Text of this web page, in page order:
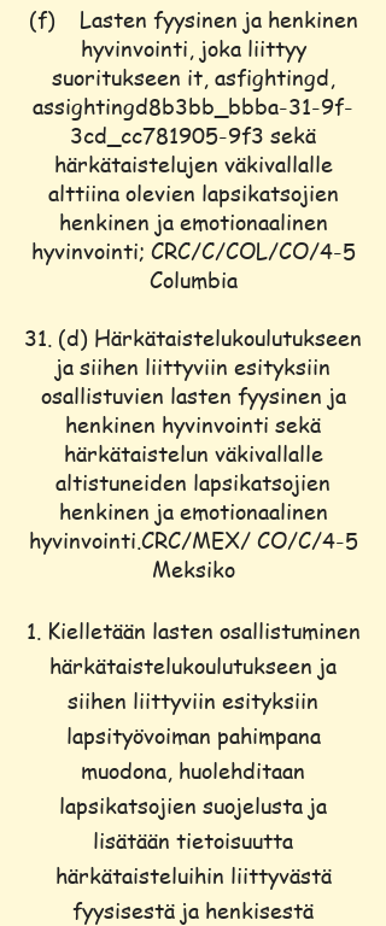
(f) Lasten fyysinen ja henkinen
hyvinvointi, joka liittyy
suoritukseen it, asfightingd,
assightingd8b3bb_bbba-31-9f-
3cd_cc781905-9f3 sekä
härkätaistelujen väkivallalle
alttiina olevien lapsikatsojien
henkinen ja emotionaalinen
hyvinvointi; CRC/C/COL/CO/4-5
Columbia
31. (d) Härkätaistelukoulutukseen
ja siihen liittyviin esityksiin
osallistuvien lasten fyysinen ja
henkinen hyvinvointi sekä
härkätaistelun väkivallalle
altistuneiden lapsikatsojien
henkinen ja emotionaalinen
hyvinvointi.CRC/MEX/ CO/C/4-5
Meksiko
Kielletään lasten osallistuminen
härkätaistelukoulutukseen ja
siihen liittyviin esityksiin
lapsityövoiman pahimpana
muodona, huolehditaan
lapsikatsojien suojelusta ja
lisätään tietoisuutta
härkätaisteluihin liittyvästä
fyysisestä ja henkisestä